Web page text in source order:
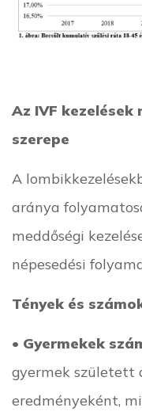
Az IVF
szerepe
A
aránya
meddőségi
népesedési
Tények és
• Gyermekek
gyermek született
eredményeként,